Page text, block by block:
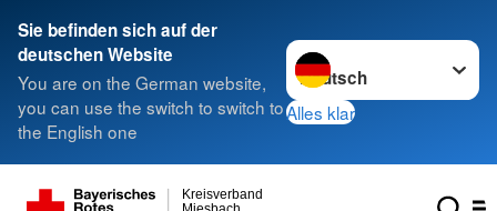
Sie befinden sich auf der
deutschen Website
You are on the German website,
you can use the switch to switch to
the English one
Sprache wechseln zu
Alles klar
Kreisverband